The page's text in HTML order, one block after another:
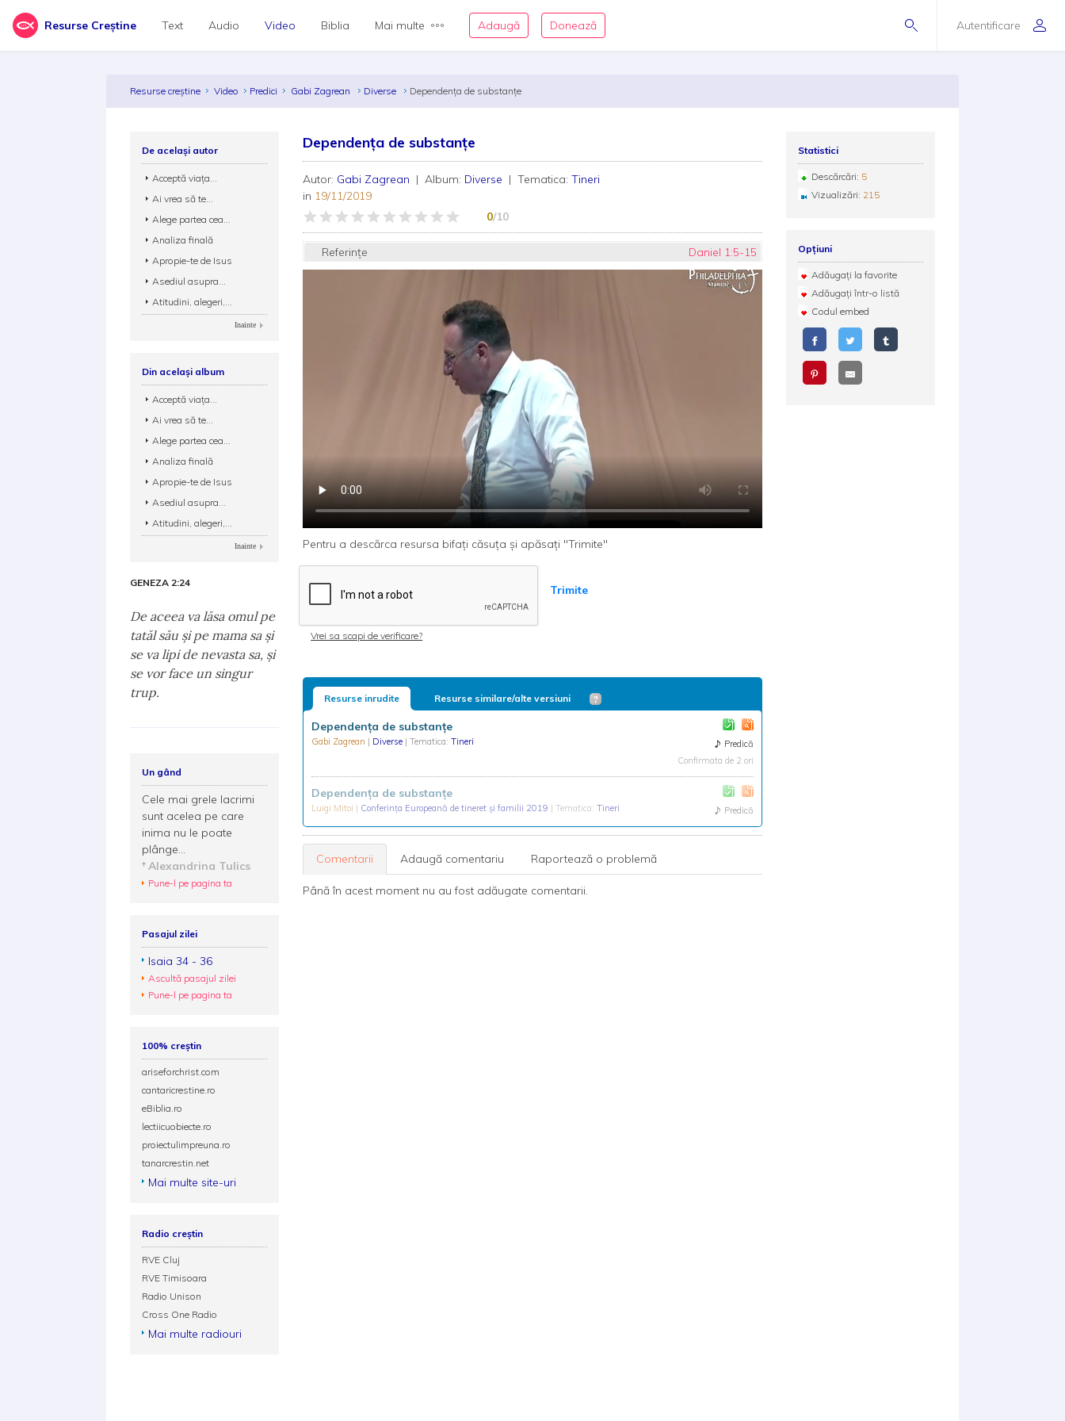
Resurse Creștine Autentificare
Text Audio Video Biblia Mai multe Adaugă Donează
Resurse creștine Video Predici Gabi Zagrean Diverse Dependența de substanțe
Dependența de substanțe
Autor: Gabi Zagrean | Album: Diverse | Tematica:Tineri
in 19/11/2019
0/10
Referințe Daniel 1:5-15
Pentru a descărca resursa bifați căsuța și apăsați "Trimite"
Trimite
Vrei sa scapi de verificare?
Resurse inrudite Resurse similare/alte versiuni
Dependența de substanțe
Gabi Zagrean | Diverse | Tematica: Tineri
Predică
Confirmata de 2 ori
Dependența de substanțe
Luigi Mitoi | Conferința Europeană de tineret și familii 2019 | Tematica: Tineri Predică
Comentarii Adaugă comentariu Raportează o problemă
Până în acest moment nu au fost adăugate comentarii.
Statistici
Descărcări: 5
Vizualizări: 215
Opțiuni
Adăugați la favorite
Adăugați într-o listă
Codul embed
De același autor
Acceptă viața...
Ai vrea să te...
Alege partea cea...
Analiza finală
Apropie-te de Isus
Asediul asupra...
Atitudini, alegeri,...
Inainte
Din același album
Acceptă viața...
Ai vrea să te...
Alege partea cea...
Analiza finală
Apropie-te de Isus
Asediul asupra...
Atitudini, alegeri,...
Inainte
GENEZA 2:24
De aceea va lăsa omul pe
tatăl său şi pe mama sa şi
se va lipi de nevasta sa, şi
se vor face un singur
trup.
Un gând
Cele mai grele lacrimi
sunt acelea pe care
inima nu le poate
plânge...
Alexandrina Tulics
Pune-l pe pagina ta
Pasajul zilei
Isaia 34 - 36
Ascultă pasajul zilei
Pune-l pe pagina ta
100% creștin
ariseforchrist.com
cantaricrestine.ro
eBiblia.ro
lectiicuobiecte.ro
proiectulimpreuna.ro
tanarcrestin.net
Mai multe site-uri
Radio creștin
RVE Cluj
RVE Timisoara
Radio Unison
Cross One Radio
Mai multe radiouri